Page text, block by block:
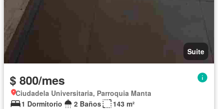
Suite
$ 800/mes
Ciudadela Universitaria, Parroquia Manta
1 Dormitorio
2 Baños
143 m²